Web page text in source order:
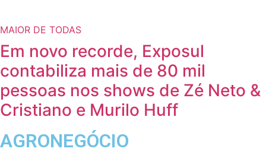
MAIOR DE TODAS
Em novo recorde, Exposul
contabiliza mais de 80 mil
pessoas nos shows de Zé Neto &
Cristiano e Murilo Huff
AGRONEGÓCIO